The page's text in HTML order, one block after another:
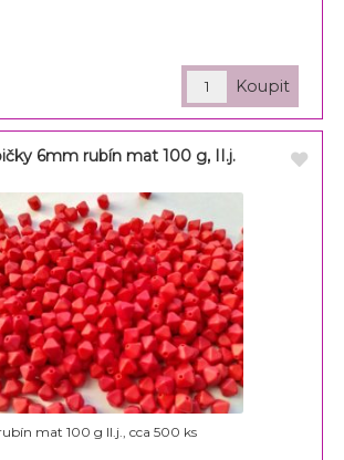
6mm rubín mat 100 g, II.j.
mat 100 g II.j., cca 500 ks